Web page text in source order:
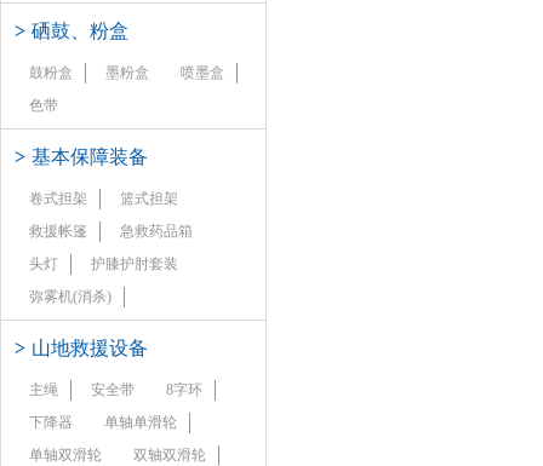
> 硒鼓、粉盒
鼓粉盒 墨粉盒
喷墨盒
色带
> 基本保障装备
卷式担架
篮式担架
救援帐篷
急救药品箱
头灯
护膝护肘套装
弥雾机(消杀)
> 山地救援设备
主绳 安全带
8字环
下降器
单轴单滑轮
单轴双滑轮
双轴双滑轮